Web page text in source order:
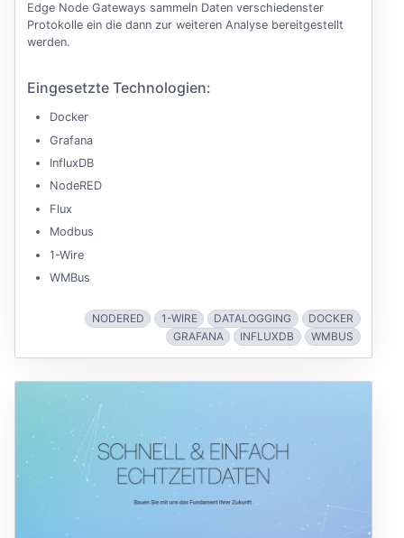
Edge Node Gateways sammeln Daten verschiedenster
Protokolle ein die dann zur weiteren Analyse bereitgestellt
werden.
Eingesetzte Technologien:
Docker
Grafana
InfluxDB
NodeRED
Flux
Modbus
1-Wire
WMBus
NODERED 1-WIRE DATALOGGING
DOCKER
GRAFANA
INFLUXDB WMBUS